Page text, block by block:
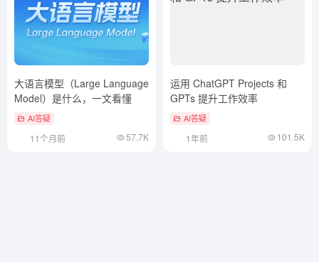
大语言模型（Large Language
Model）是什么，一文看懂
AI答疑
11个月前 57.7K
运用 ChatGPT Projects 和
GPTs 提升工作效率
AI答疑
1年前 101.5K